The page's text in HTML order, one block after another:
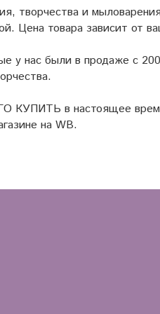
творчества и
Цена товара зависит от
у нас были в продаже с
КУПИТЬ в настоящее
на WB.